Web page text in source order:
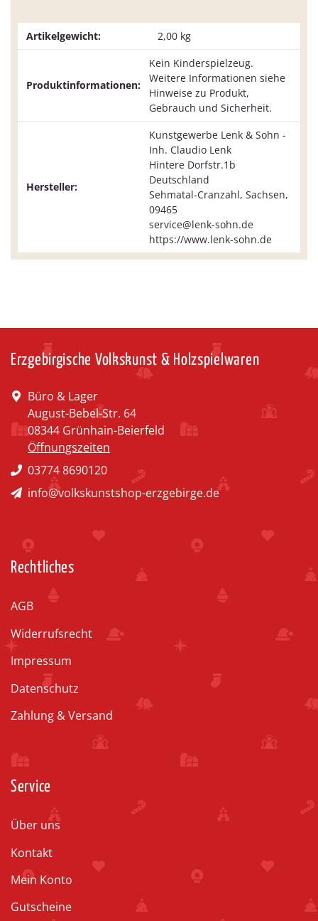
Artikelgewicht: 2,00 kg
Produktinformationen:
Kein Kinderspielzeug.
Weitere Informationen siehe
Hinweise zu Produkt,
Gebrauch und Sicherheit.
Hersteller:
Kunstgewerbe Lenk & Sohn -
Inh. Claudio Lenk
Hintere Dorfstr.1b
Deutschland
Sehmatal-Cranzahl, Sachsen,
09465
service@lenk-sohn.de
https://www.lenk-sohn.de
Erzgebirgische Volkskunst & Holzspielwaren
Büro & Lager
August-Bebel-Str. 64
08344 Grünhain-Beierfeld
Öffnungszeiten
03774 8690120
info@volkskunstshop-erzgebirge.de
Rechtliches
AGB
Widerrufsrecht
Impressum
Datenschutz
Zahlung & Versand
Service
Über uns
Kontakt
Mein Konto
Gutscheine